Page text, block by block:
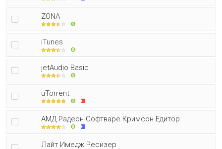
ZONA
iTunes
jetAudio Basic
uTorrent
АМД Радеон Софтваре Кримсон Едитор
Лайт Имедж Ресизер